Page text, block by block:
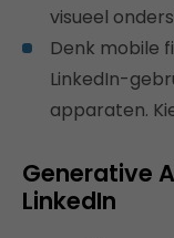
visueel
Denk mobile
LinkedIn-
apparaten.
Generative
LinkedIn